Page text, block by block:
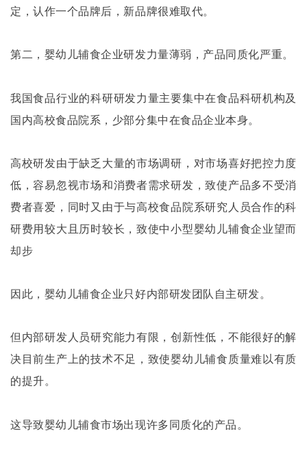
定，认作一个品牌后，新品牌很难取代。
第二，婴幼儿辅食企业研发力量薄弱，产品同质化严重。
我国食品行业的科研研发力量主要集中在食品科研机构及
国内高校食品院系，少部分集中在食品企业本身。
高校研发由于缺乏大量的市场调研，对市场喜好把控力度
低，容易忽视市场和消费者需求研发，致使产品多不受消
费者喜爱，同时又由于与高校食品院系研究人员合作的科
研费用较大且历时较长，致使中小型婴幼儿辅食企业望而
却步
因此，婴幼儿辅食企业只好内部研发团队自主研发。
但内部研发人员研究能力有限，创新性低，不能很好的解
决目前生产上的技术不足，致使婴幼儿辅食质量难以有质
的提升。
这导致婴幼儿辅食市场出现许多同质化的产品。